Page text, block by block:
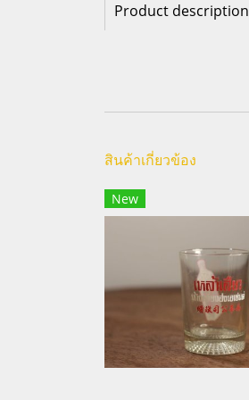
Product description
สินค้าเกี่ยวข้อง
New